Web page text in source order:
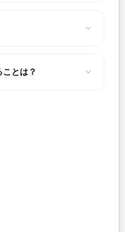
とは？